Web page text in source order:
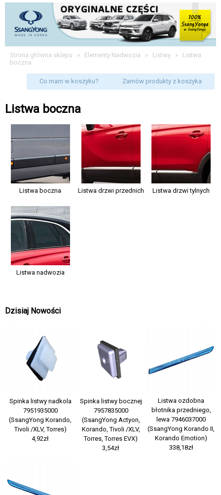
Strona główna sklepu » Elementy Nadwozia » Listwy » Listwa
boczna
Co mam w koszyku? Zamów produkty z koszyka
Listwa boczna
Listwa boczna Listwa drzwi przednich Listwa drzwi tylnych
Listwa nadwozia
Dzisiaj Nowości
Spinka listwy nadkola
7951935000
(SsangYong Korando,
Tivoli /XLV, Torres)
4,92zł
Spinka listwy bocznej
7957835000
(SsangYong Actyon,
Korando, Tivoli /XLV,
Torres, Torres EVX)
3,54zł
Listwa ozdobna
błotnika przedniego,
lewa 7946037000
(SsangYong Korando II,
Korando Emotion)
338,18zł